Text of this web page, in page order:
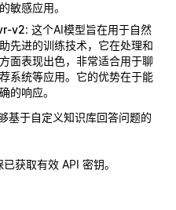
敏感应用。
v2: 这个AI模型旨在用于自然
先进的训练技术，它在处理和
面表现出色，非常适合用于聊
系统等应用。它的优势在于能
的响应。
基于自定义知识库回答问题的
获取有效 API 密钥。